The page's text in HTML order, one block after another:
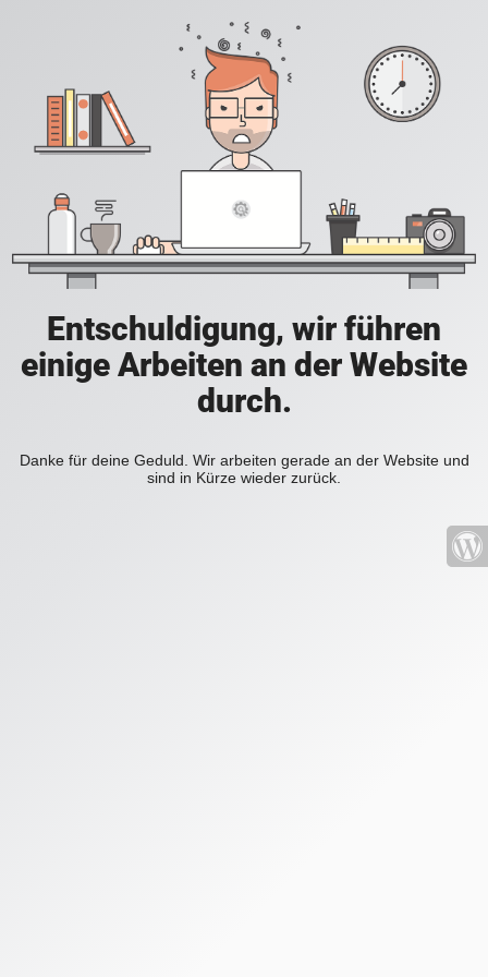
Entschuldigung, wir führen
einige Arbeiten an der Website
durch.
Danke für deine Geduld. Wir arbeiten gerade an der Website und
sind in Kürze wieder zurück.